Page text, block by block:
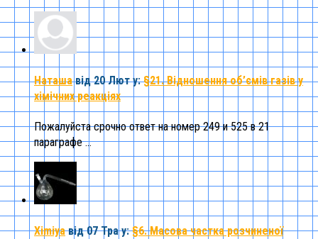
Наташа від 20 Люту:§21. Відношення об’ємів газів у
хімічних реакціях
Пожалуйста срочно ответ на номер 249 и 525 в 21
параграфе ...
Ximiya від 07 Трау:§6. Масова частка розчиненої